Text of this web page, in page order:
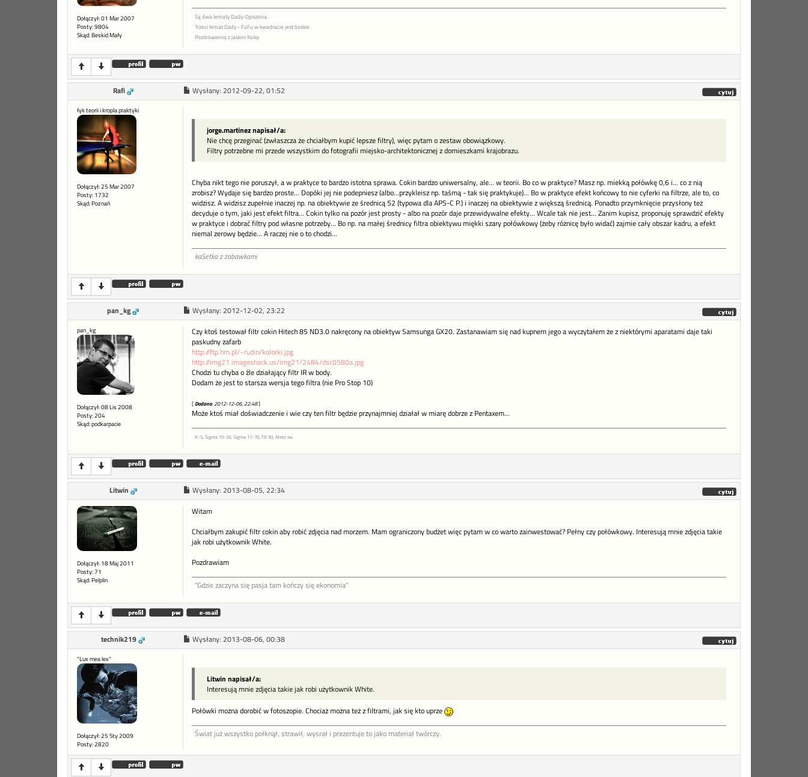
Dołączył: 01 Mar 2007
Posty: 9804
Skąd: Beskid Mały
Są dwa lematy Dady-Opiszona.
Trzeci lemat Dady - FuFu w kwadracie jest boskie.
Pozdrowienia z jaskini Kicka
Rafi Wysłany: 2012-09-22, 01:52
łyk teorii i kropla praktyki
Dołączył: 25 Mar 2007
Posty: 1732
Skąd: Poznań
jorge.martinez napisał/a:
Nie chcę przeginać (zwłaszcza że chciałbym kupić lepsze filtry), więc pytam o zestaw obowiązkowy.
Filtry potrzebne mi przede wszystkim do fotografii miejsko-architektonicznej z domieszkami krajobrazu.
Chyba nikt tego nie poruszył, a w praktyce to bardzo istotna sprawa. Cokin bardzo uniwersalny, ale... w teorii. Bo co w praktyce? Masz np. miekką połówkę 0,6 i... co z nią
zrobisz? Wydaje się bardzo proste... Dopóki jej nie podepniesz (albo...przykleisz np. taśmą - tak się praktykuje)... Bo w praktyce efekt końcowy to nie cyferki na filtrze, ale to, co
widzisz. A widzisz zupełnie inaczej np. na obiektywie ze średnicą 52 (typowa dla APS-C P.) i inaczej na obiektywie z większą średnicą. Ponadto przymknięcie przysłony też
decyduje o tym, jaki jest efekt filtra... Cokin tylko na pozór jest prosty - albo na pozór daje przewidywalne efekty... Wcale tak nie jest... Zanim kupisz, proponuję sprawdzić efekty
w praktyce i dobrać filtry pod własne potrzeby... Bo np. na małej średnicy filtra obiektywu miękki szary połówkowy (żeby różnicę było widać) zajmie cały obszar kadru, a efekt
niemal zerowy będzie... A raczej nie o to chodzi...
kaSetka z zabawkami
pan_kg Wysłany: 2012-12-02, 23:22
pan_kg
Dołączył: 08 Lis 2008
Posty: 204
Skąd: podkarpacie
Czy ktoś testował filtr cokin Hitech 85 ND3.0 nakręcony na obiektyw Samsunga GX20. Zastanawiam się nad kupnem jego a wyczytałem że z niektórymi aparatami daje taki
paskudny zafarb
http://ftp.hm.pl/~rudin/kolorki.jpg
http://img21.imageshack.us/img21/2484/dsc0580a.jpg
Chodzi tu chyba o źle działający filtr IR w body.
Dodam że jest to starsza wersja tego filtra (nie Pro Stop 10)
[Dodano: 2012-12-06, 22:48]
Może ktoś miał doświadczenie i wie czy ten filtr będzie przynajmniej działał w miarę dobrze z Pentaxem...
K-5, Sigma 10-20, Sigma 17-70, FA 50, Metz 44.
Litwin Wysłany: 2013-08-05, 22:34
Dołączył: 18 Maj 2011
Posty: 71
Skąd: Pelplin
Witam
Chciałbym zakupić filtr cokin aby robić zdjęcia nad morzem. Mam ograniczony budżet więc pytam w co warto zainwestować? Pełny czy połówkowy. Interesują mnie zdjęcia takie
jak robi użytkownik White.
Pozdrawiam
"Gdzie zaczyna się pasja tam kończy się ekonomia"
technik219 Wysłany: 2013-08-06, 00:38
"Lux mea lex"
Dołączył: 25 Sty 2009
Posty: 2820
Litwin napisał/a:
Interesują mnie zdjęcia takie jak robi użytkownik White.
Połówki można dorobić w fotoszopie. Chociaż można też z filtrami, jak się kto uprze
Świat już wszystko połknął, strawił, wysrał i prezentuje to jako materiał twórczy.